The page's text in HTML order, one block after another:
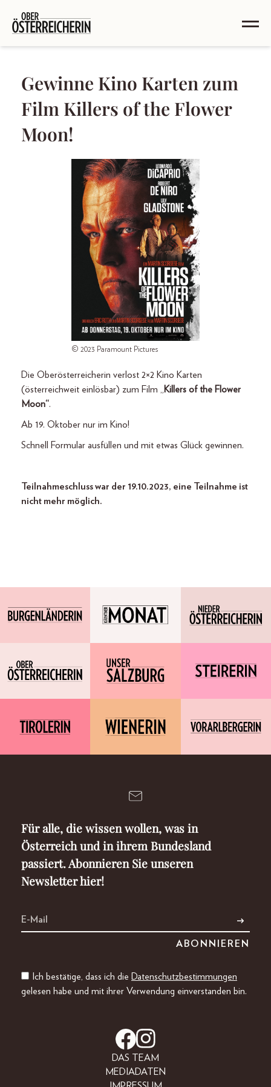
Gewinne Kino Karten zum
Film Killers of the Flower
Moon!
© 2023 Paramount Pictures
Die Oberösterreicherin verlost 2×2 Kino Karten
(österreichweit einlösbar) zum Film „
Killers of the Flower
Moon“.
Ab 19. Oktober nur im Kino!
Schnell Formular ausfüllen und mit etwas Glück gewinnen.
Teilnahmeschluss war der 19.10.2023, eine Teilnahme ist
nicht mehr möglich.
Für alle, die wissen wollen, was in
Österreich und in ihrem Bundesland
passiert. Abonnieren Sie unseren
Newsletter hier!
Ich bestätige, dass ich die Datenschutzbestimmungen
gelesen habe und mit ihrer Verwendung einverstanden bin.
DAS TEAM
MEDIADATEN